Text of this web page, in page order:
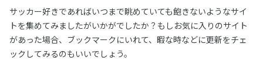
サッカー好きであればいつまで眺めていても飽きないようなサイ
トを集めてみましたがいかがでしたか？もしお気に入りのサイト
があった場合、ブックマークにいれて、暇な時などに更新をチェ
ックしてみるのもいいでしょう。